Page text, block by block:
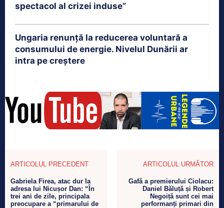
spectacol al crizei induse”
Ungaria renunță la reducerea voluntară a
consumului de energie. Nivelul Dunării ar
intra pe creștere
ARTICOLUL PRECEDENT
Gabriela Firea, atac dur la
adresa lui Nicușor Dan: “În
trei ani de zile, principala
preocupare a “primarului de
ARTICOLUL URMĂTOR
Gafă a premierului Ciolacu:
Daniel Băluță și Robert
Negoiță sunt cei mai
performanți primari din